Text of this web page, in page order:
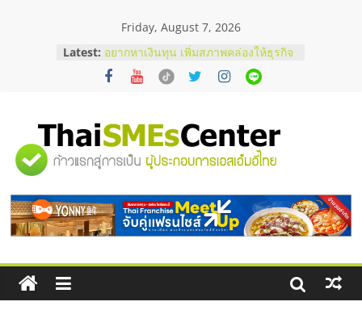
Friday, August 7, 2026
Latest: อยากหาเงินทุน เพิ่มสภาพคล่องให้ธุรกิจ
เริ่มยังไงให้ผ่านฉลุย
สัมมนาออนไลน์ โอกาสบริหารสถานี
ThaiFranchise Meet Up จับคู่แฟรน
ไชส์ ครั้งที่ 8
ร้านเครื่องเสียงคุณภาพสูง พร้อม
บริษัท Cybersecurity ในไทยที่ไหนดี?
วิธีเลือกผู้ให้บริการให้คุ้มค่าและตอบ
โจทย์ธุรกิจ
"ศูนย์
รวม
ข้อมูล
ธุรกิจ